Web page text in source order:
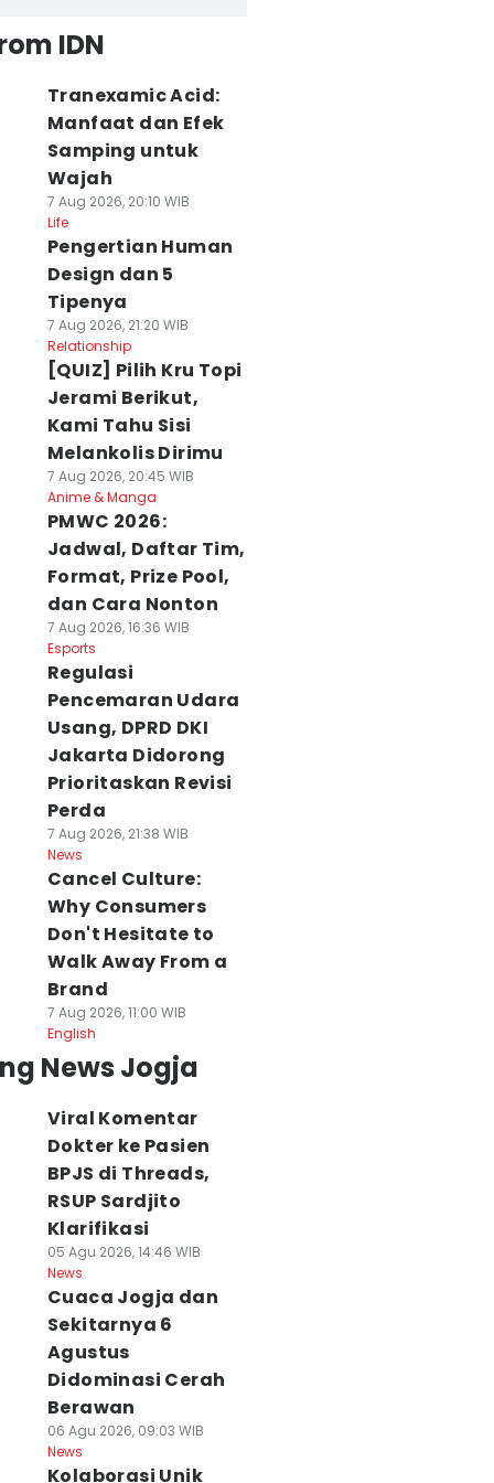
IDN
Tranexamic Acid:
Manfaat dan Efek
Samping untuk
Wajah
7 Aug 2026, 20:10 WIB
Life
Pengertian Human
Design dan 5
Tipenya
7 Aug 2026, 21:20 WIB
Relationship
[QUIZ] Pilih Kru Topi
Jerami Berikut,
Kami Tahu Sisi
Melankolis Dirimu
7 Aug 2026, 20:45 WIB
Anime & Manga
PMWC 2026:
Jadwal, Daftar Tim,
Format, Prize Pool,
dan Cara Nonton
7 Aug 2026, 16:36 WIB
Esports
Regulasi
Pencemaran Udara
Usang, DPRD DKI
Jakarta Didorong
Prioritaskan Revisi
Perda
7 Aug 2026, 21:38 WIB
News
Cancel Culture:
Why Consumers
Don't Hesitate to
Walk Away From a
Brand
7 Aug 2026, 11:00 WIB
English
News Jogja
Viral Komentar
Dokter ke Pasien
BPJS di Threads,
RSUP Sardjito
Klarifikasi
05 Agu 2026, 14:46 WIB
News
Cuaca Jogja dan
Sekitarnya 6
Agustus
Didominasi Cerah
Berawan
06 Agu 2026, 09:03 WIB
News
Kolaborasi Unik